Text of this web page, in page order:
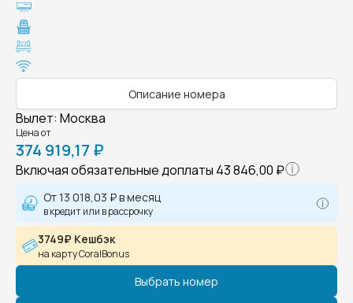
Описание номера
Вылет: Москва
Цена от
374 919,17 ₽
Включая обязательные доплаты 43 846,00 ₽
От13 018,03 ₽в месяц
в кредит или в рассрочку
3749₽ Кешбэк
на карту CoralBonus
Выбрать номер